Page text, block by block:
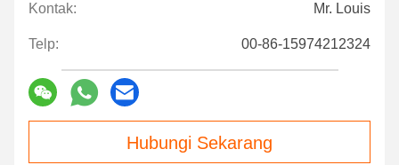
Kontak: Mr. Louis
Telp: 00-86-15974212324
Hubungi Sekarang